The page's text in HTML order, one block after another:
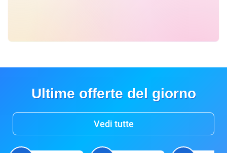
Ultime offerte del giorno
Vedi tutte